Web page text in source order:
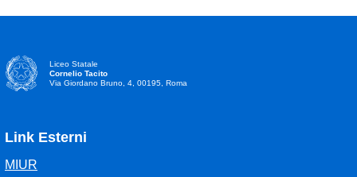
Liceo Statale
Cornelio Tacito
Via Giordano Bruno, 4, 00195, Roma
Link Esterni
MIUR